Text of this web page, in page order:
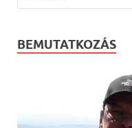
BEMUTATKOZÁS